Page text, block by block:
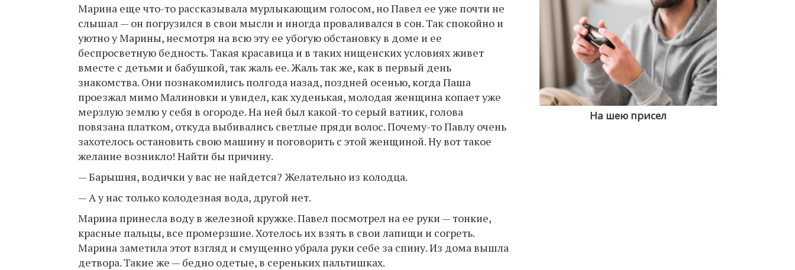
Марина еще что-то рассказывала мурлыкающим голосом, но Павел ее уже почти не
слышал — он погрузился в свои мысли и иногда проваливался в сон. Так спокойно и
уютно у Марины, несмотря на всю эту ее убогую обстановку в доме и ее
беспросветную бедность. Такая красавица и в таких нищенских условиях живет
вместе с детьми и бабушкой, так жаль ее. Жаль так же, как в первый день
знакомства. Они познакомились полгода назад, поздней осенью, когда Паша
проезжал мимо Малиновки и увидел, как худенькая, молодая женщина копает уже
мерзлую землю у себя в огороде. На ней был какой-то серый ватник, голова
повязана платком, откуда выбивались светлые пряди волос. Почему-то Павлу очень
захотелось остановить свою машину и поговорить с этой женщиной. Ну вот такое
желание возникло! Найти бы причину.
— Барышня, водички у вас не найдется? Желательно из колодца.
— А у нас только колодезная вода, другой нет.
Марина принесла воду в железной кружке. Павел посмотрел на ее руки — тонкие,
красные пальцы, все промерзшие. Хотелось их взять в свои лапищи и согреть.
Марина заметила этот взгляд и смущенно убрала руки себе за спину. Из дома вышла
детвора. Такие же — бедно одетые, в сереньких пальтишках.
На шею присел